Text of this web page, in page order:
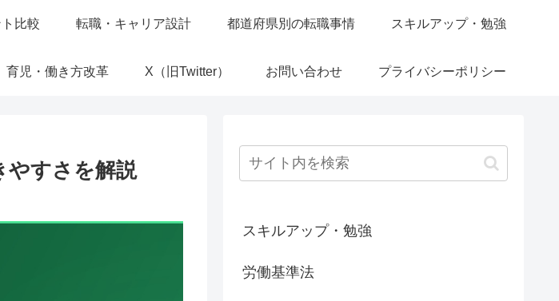
比較 転職・キャリア設計 都道府県別の転職事情 スキルアップ・勉強
育児・働き方改革 X（旧Twitter） お問い合わせ プライバシーポリシー
やすさを解説
スキルアップ・勉強
労働基準法